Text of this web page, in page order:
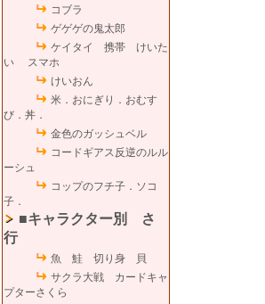
コブラ
ゲゲゲの鬼太郎
ケイタイ 携帯 けいた
い スマホ
けいおん
米．おにぎり．おむす
び．丼．
金色のガッシュベル
コードギアス反逆のルル
ーシュ
コップのフチ子．ソコ
子．
■キャラクター別 さ
行
魚 鮭 切り身 貝
サクラ大戦 カードキャ
プターさくら